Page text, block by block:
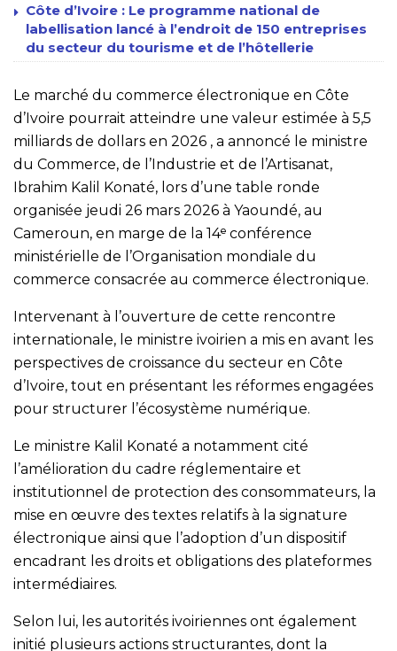
Côte d’Ivoire : Le programme national de
labellisation lancé à l’endroit de 150 entreprises
du secteur du tourisme et de l’hôtellerie
Le marché du commerce électronique en Côte
d’Ivoire pourrait atteindre une valeur estimée à 5,5
milliards de dollars en 2026 , a annoncé le ministre
du Commerce, de l’Industrie et de l’Artisanat,
Ibrahim Kalil Konaté, lors d’une table ronde
organisée jeudi 26 mars 2026 à Yaoundé, au
Cameroun, en marge de la 14ᵉ conférence
ministérielle de l’Organisation mondiale du
commerce consacrée au commerce électronique.
Intervenant à l’ouverture de cette rencontre
internationale, le ministre ivoirien a mis en avant les
perspectives de croissance du secteur en Côte
d’Ivoire, tout en présentant les réformes engagées
pour structurer l’écosystème numérique.
Le ministre Kalil Konaté a notamment cité
l’amélioration du cadre réglementaire et
institutionnel de protection des consommateurs, la
mise en œuvre des textes relatifs à la signature
électronique ainsi que l’adoption d’un dispositif
encadrant les droits et obligations des plateformes
intermédiaires.
Selon lui, les autorités ivoiriennes ont également
initié plusieurs actions structurantes, dont la